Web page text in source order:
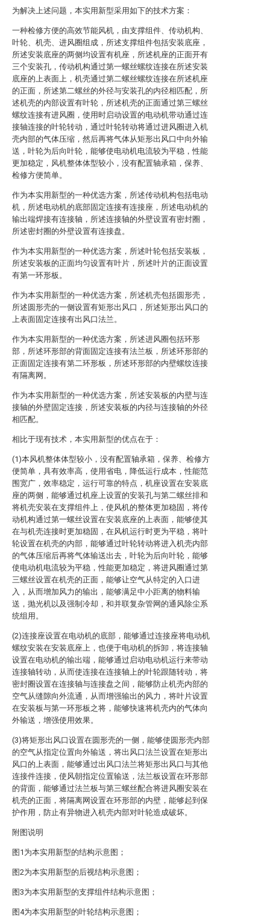
为解决上述问题，本实用新型采用如下的技术方案：
一种检修方便的高效节能风机，由支撑组件、传动机构、
叶轮、机壳、进风圈组成，所述支撑组件包括安装底座，
所述安装底座的两侧均设置有机座，所述机座的正面开有
三个安装孔，传动机构通过第一螺丝螺纹连接在所述安装
底座的上表面上，机壳通过第二螺丝螺纹连接在所述机座
的正面，所述第二螺丝的外径与安装孔的内径相匹配，所
述机壳的内部设置有叶轮，所述机壳的正面通过第三螺丝
螺纹连接有进风圈，使用时启动设置的电动机带动通过连
接轴连接的叶轮转动，通过叶轮转动将通过进风圈进入机
壳内部的气体压缩，然后再将气体从矩形出风口中向外输
送，叶轮为后向叶轮，能够使电动机电流较为平稳，性能
更加稳定，风机整体体型较小，没有配置轴承箱，保养、
检修方便简单。
作为本实用新型的一种优选方案，所述传动机构包括电动
机，所述电动机的底部固定连接有连接座，所述电动机的
输出端焊接有连接轴，所述连接轴的外壁设置有密封圈，
所述密封圈的外壁设置有连接盘。
作为本实用新型的一种优选方案，所述叶轮包括安装板，
所述安装板的正面均匀设置有叶片，所述叶片的正面设置
有第一环形板。
作为本实用新型的一种优选方案，所述机壳包括圆形壳，
所述圆形壳的一侧设置有矩形出风口，所述矩形出风口的
上表面固定连接有出风口法兰。
作为本实用新型的一种优选方案，所述进风圈包括环形
部，所述环形部的背面固定连接有法兰板，所述环形部的
正面固定连接有第二环形板，所述环形部的内壁螺纹连接
有隔离网。
作为本实用新型的一种优选方案，所述安装板的内壁与连
接轴的外壁固定连接，所述安装板的内径与连接轴的外径
相匹配。
相比于现有技术，本实用新型的优点在于：
(1)本风机整体体型较小，没有配置轴承箱，保养、检修方
便简单，具有效率高，使用省电，降低运行成本，性能范
围宽广，效率稳定，运行可靠的特点，机座设置在安装底
座的两侧，能够通过机座上设置的安装孔与第二螺丝排和
将机壳安装在支撑组件上，使风机的整体更加稳固，将传
动机构通过第一螺丝设置在安装底座的上表面，能够使其
在与机壳连接时更加稳固，在风机运行时更为平稳，将叶
轮设置在机壳的内部，能够通过叶轮转动将进入机壳内部
的气体压缩后再将气体输送出去，叶轮为后向叶轮，能够
使电动机电流较为平稳，性能更加稳定，将进风圈通过第
三螺丝设置在机壳的正面，能够让空气从特定的入口进
入，从而增加风力的输出，能够满足中小距离的物料输
送，抛光机以及强制冷却，和并联复杂管网的通风除尘系
统组用。
(2)连接座设置在电动机的底部，能够通过连接座将电动机
螺纹安装在安装底座上，也便于电动机的拆卸，将连接轴
设置在电动机的输出端，能够通过启动电动机运行来带动
连接轴转动，从而使连接在连接轴上的叶轮跟随转动，将
密封圈设置在连接轴与连接盘之间，能够防止机壳内部的
空气从缝隙向外流通，从而增强输出的风力，将叶片设置
在安装板与第一环形板之将，能够快速将机壳内的气体向
外输送，增强使用效果。
(3)将矩形出风口设置在圆形壳的一侧，能够使圆形壳内部
的空气从指定位置向外输送，将出风口法兰设置在矩形出
风口的上表面，能够通过出风口法兰将矩形出风口与其他
连接件连接，使风朝指定位置输送，法兰板设置在环形部
的背面，能够通过法兰板与第三螺丝配合将进风圈安装在
机壳的正面，将隔离网设置在环形部的内壁，能够起到保
护作用，防止有异物进入机壳内部对叶轮造成破坏。
附图说明
图1为本实用新型的结构示意图；
图2为本实用新型的后视结构示意图；
图3为本实用新型的支撑组件结构示意图；
图4为本实用新型的叶轮结构示意图；